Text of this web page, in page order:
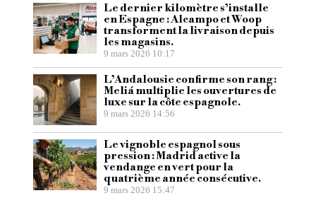
Le dernier kilomètre s’installe
en Espagne : Alcampo et Woop
transforment la livraison depuis
les magasins.
9 mars 2026 10:17
L’Andalousie confirme son rang :
Meliá multiplie les ouvertures de
luxe sur la côte espagnole.
9 mars 2026 14:56
Le vignoble espagnol sous
pression : Madrid active la
vendange en vert pour la
quatrième année consécutive.
9 mars 2026 15:47